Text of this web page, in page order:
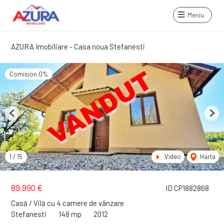
Meniu
AZURA Imobiliare - Casa noua Stefanesti
ID CP1882868
89,990 €
Casă / Vilă cu 4 camere de vânzare
Stefanesti
148 mp 2012
Comision 0%
1 / 15 Video Harta
Previous Next